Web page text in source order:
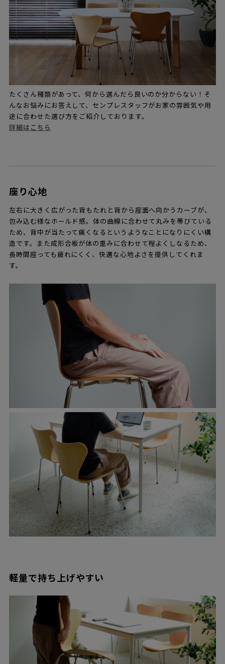
たくさん種類があって、何から選んだら良いのか分からない！そ
んなお悩みにお答えして、センプレスタッフがお家の雰囲気や用
途に合わせた選び方をご紹介しております。
詳細はこちら
座り心地
左右に大きく広がった背もたれと背から座面へ向かうカーブが、
包み込む様なホールド感。体の曲線に合わせて丸みを帯びている
ため、背中が当たって痛くなるというようなことになりにくい構
造です。また成形合板が体の重みに合わせて程よくしなるため、
長時間座っても疲れにくく、快適な心地よさを提供してくれま
す。
軽量で持ち上げやすい